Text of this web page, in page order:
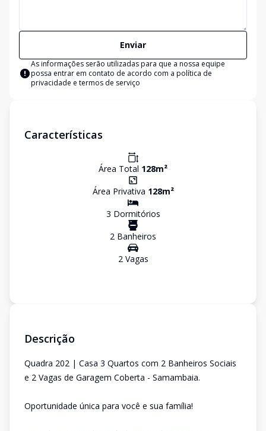
Enviar
As informações serão utilizadas para que a nossa equipe
possa entrar em contato de acordo com a política de
privacidade e termos de serviço
Características
Área Total 128m²
Área Privativa 128m²
3 Dormitórios
2 Banheiros
2Vagas
Descrição
Quadra 202 | Casa 3 Quartos com 2 Banheiros Sociais
e 2 Vagas de Garagem Coberta - Samambaia.
Oportunidade única para você e sua família!